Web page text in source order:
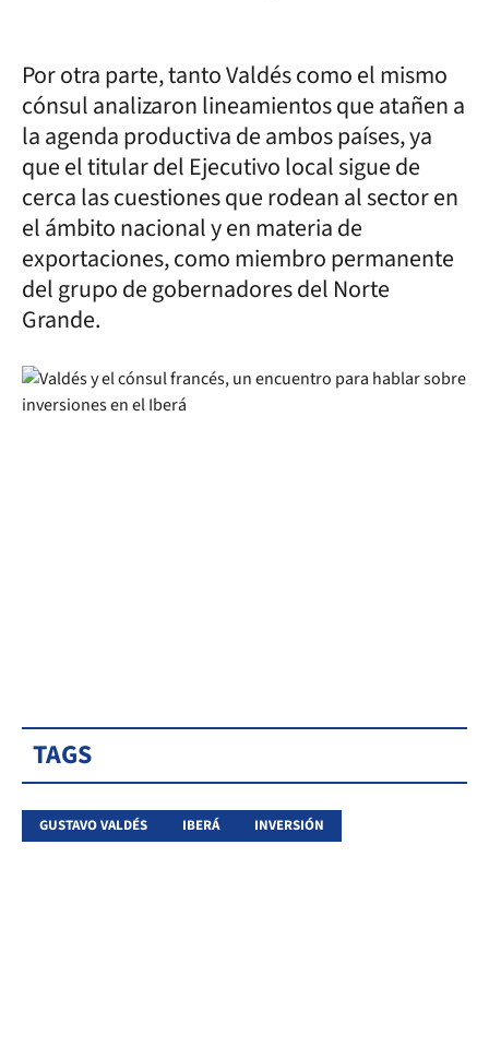
Por otra parte, tanto Valdés como el mismo
cónsul analizaron lineamientos que atañen a
la agenda productiva de ambos países, ya
que el titular del Ejecutivo local sigue de
cerca las cuestiones que rodean al sector en
el ámbito nacional y en materia de
exportaciones, como miembro permanente
del grupo de gobernadores del Norte
Grande.
TAGS
GUSTAVO VALDÉS IBERÁ INVERSIÓN